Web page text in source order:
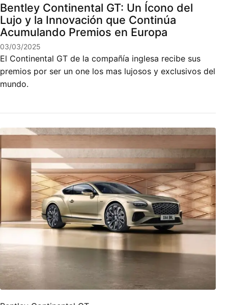
Bentley Continental GT: Un Ícono del
Lujo y la Innovación que Continúa
Acumulando Premios en Europa
03/03/2025
El Continental GT de la compañía inglesa recibe sus
premios por ser un one los mas lujosos y exclusivos del
mundo.